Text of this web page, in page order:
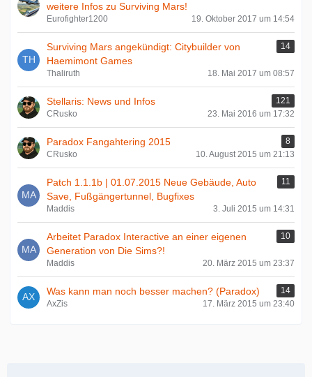
weitere Infos zu Surviving Mars!
Eurofighter1200 19. Oktober 2017 um 14:54
Surviving Mars angekündigt: Citybuilder von
Haemimont Games
14
Thaliruth 18. Mai 2017 um 08:57
Stellaris: News und Infos
121
CRusko
23. Mai 2016 um 17:32
Paradox Fangahtering 2015
8
CRusko
10. August 2015 um 21:13
Patch 1.1.1b | 01.07.2015 Neue Gebäude, Auto
Save, Fußgängertunnel, Bugfixes
11
Maddis 3. Juli 2015 um 14:31
Arbeitet Paradox Interactive an einer eigenen
Generation von Die Sims?!
10
Maddis 20. März 2015 um 23:37
Was kann man noch besser machen? (Paradox)
14
AxZis
17. März 2015 um 23:40